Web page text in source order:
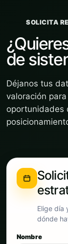
SOLICITA
de
Déjanos tus
valoración
oportunidades
Elige día
dónde
Nombre